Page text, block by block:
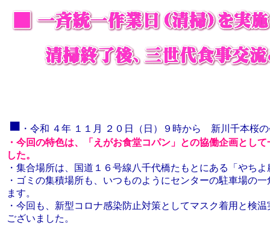
■ ・ 令和 ４年 １１月 ２０日（日）９時から
新川千本桜の
・今回の特色は、「えがお食堂コパン」との協働企画とし
した。
・集合場所は、国道１６号線八千代橋たもとにある「やち
・ゴミの集積場所も、いつものようにセンターの駐車場の
ます。
・今回も、新型コロナ感染防止対策としてマスク着用と検
ございました。